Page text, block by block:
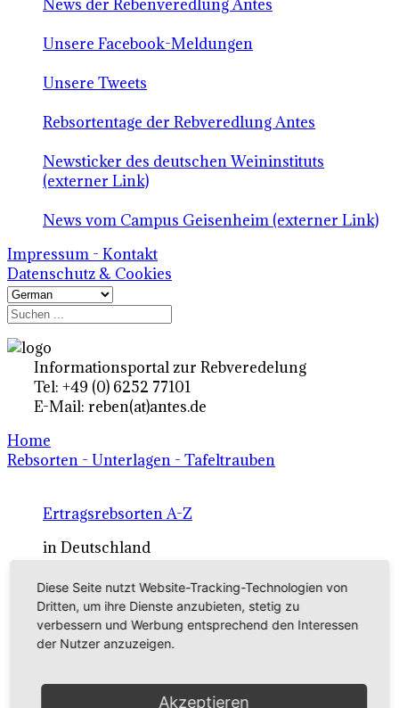
News der Rebenveredlung Antes
Unsere Facebook-Meldungen
Unsere Tweets
Rebsortentage der Rebveredlung Antes
Newsticker des deutschen Weininstituts
(externer Link)
News vom Campus Geisenheim (externer Link)
Impressum - Kontakt
Datenschutz & Cookies
Informationsportal zur Rebveredelung
Tel: +49 (0) 6252 77101
E-Mail: reben(at)antes.de
Home
Rebsorten - Unterlagen - Tafeltrauben
Ertragsrebsorten A-Z
in Deutschland
Rebsorten international
externe Links
Tafeltraubensorten
Diese Seite nutzt Website-Tracking-Technologien von
Dritten, um ihre Dienste anzubieten, stetig zu
verbessern und Werbung entsprechend den Interessen
der Nutzer anzuzeigen.
Akzeptieren